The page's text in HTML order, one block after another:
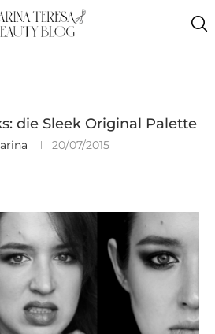
die Sleek Original Palette
20/07/2015